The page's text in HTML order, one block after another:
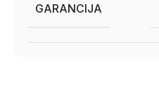
GARANCIJA